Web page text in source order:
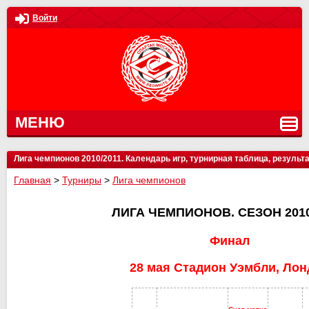
Войти
МЕНЮ
Лига чемпионов 2010/2011. Календарь игр, турнирная таблица,
Главная > Турниры > Лига чемпионов
ЛИГА ЧЕМПИОНОВ. СЕЗОН
Финал
28 мая Стадион Уэмбли,